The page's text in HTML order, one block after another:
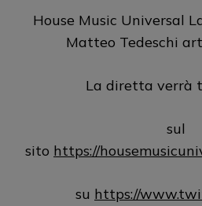
House Music Universal
Matteo Tedeschi
La diretta verrà
sul
sito https://
su https://